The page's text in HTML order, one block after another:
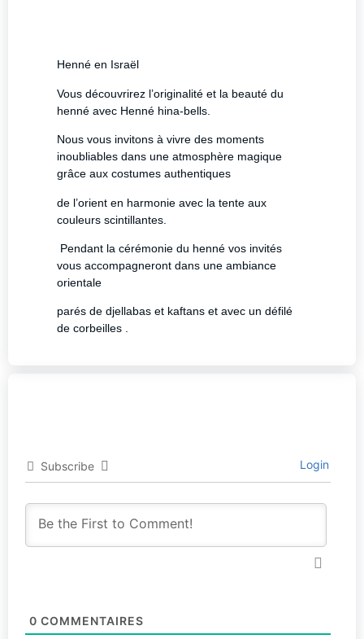
Henné en Israël
Vous découvrirez l’originalité et la beauté du
henné avec Henné hina-bells.
Nous vous invitons à vivre des moments
inoubliables dans une atmosphère magique
grâce aux costumes authentiques
de l’orient en harmonie avec la tente aux
couleurs scintillantes.
Pendant la cérémonie du henné vos invités
vous accompagneront dans une ambiance
orientale
parés de djellabas et kaftans et avec un défilé
de corbeilles .
Subscribe Login
0 COMMENTAIRES